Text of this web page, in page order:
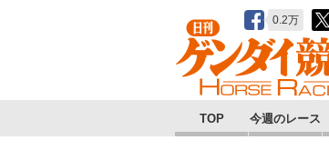
0.2万
TOP 今週のレース